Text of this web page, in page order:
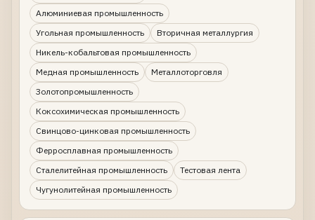
Алюминиевая промышленность
Угольная промышленность
Вторичная металлургия
Никель-кобальтовая промышленность
Медная промышленность
Металлоторговля
Золотопромышленность
Коксохимическая промышленность
Свинцово-цинковая промышленность
Ферросплавная промышленность
Сталелитейная промышленность
Тестовая лента
Чугунолитейная промышленность